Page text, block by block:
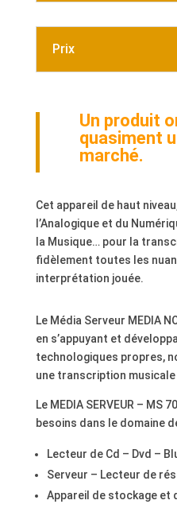
Prix
Un produit
quasiment
marché.
Cet appareil de haut
l’Analogique et du
la Musique… pour la
fidèlement toutes les
interprétation jouée.
Le Média Serveur MEDIA
en s’appuyant et
technologiques propres,
une transcription
Le MEDIA SERVEUR –
besoins dans le domaine
Lecteur de Cd – Dvd –
Serveur – Lecteur de
Appareil de stockage et